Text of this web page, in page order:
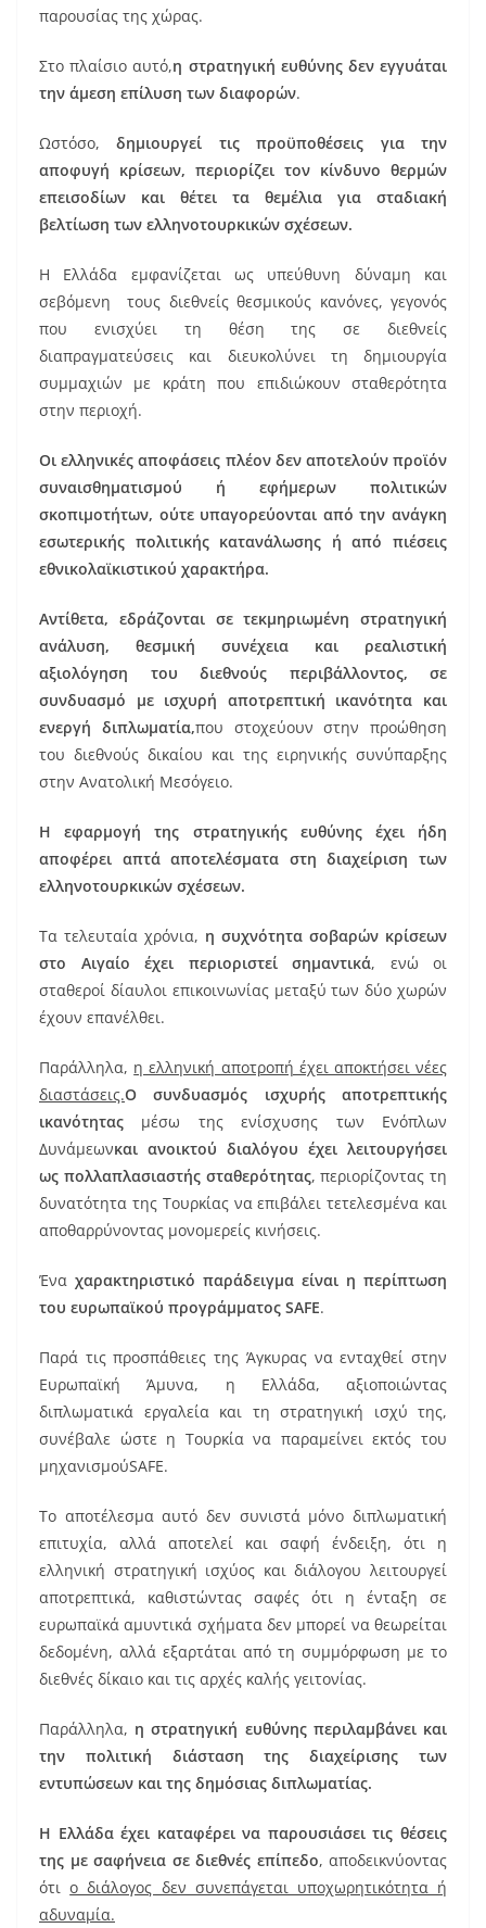
παρουσίας της χώρας.
Στο πλαίσιο αυτό,η στρατηγική ευθύνης δεν εγγυάται
την άμεση επίλυση των διαφορών.
Ωστόσο,δημιουργεί τις προϋποθέσεις για την
αποφυγή κρίσεων, περιορίζει τον κίνδυνο θερμών
επεισοδίων και θέτει τα θεμέλια για σταδιακή
βελτίωση των ελληνοτουρκικών σχέσεων.
Η Ελλάδα εμφανίζεται ως υπεύθυνη δύναμη και
σεβόμενη τους διεθνείς θεσμικούς κανόνες, γεγονός
που ενισχύει τη θέση της σε διεθνείς
διαπραγματεύσεις και διευκολύνει τη δημιουργία
συμμαχιών με κράτη που επιδιώκουν σταθερότητα
στην περιοχή.
Οι ελληνικές αποφάσεις πλέον δεν αποτελούν προϊόν
συναισθηματισμού ή εφήμερων πολιτικών
σκοπιμοτήτων, ούτε υπαγορεύονται από την ανάγκη
εσωτερικής πολιτικής κατανάλωσης ή από πιέσεις
εθνικολαϊκιστικού χαρακτήρα.
Αντίθετα, εδράζονται σε τεκμηριωμένη στρατηγική
ανάλυση, θεσμική συνέχεια και ρεαλιστική
αξιολόγηση του διεθνούς περιβάλλοντος, σε
συνδυασμό με ισχυρή αποτρεπτική ικανότητα και
ενεργή διπλωματία,που στοχεύουν στην προώθηση
του διεθνούς δικαίου και της ειρηνικής συνύπαρξης
στην Ανατολική Μεσόγειο.
Η εφαρμογή της στρατηγικής ευθύνης έχει ήδη
αποφέρει απτά αποτελέσματα στη διαχείριση των
ελληνοτουρκικών σχέσεων.
Τα τελευταία χρόνια, η συχνότητα σοβαρών κρίσεων
στο Αιγαίο έχει περιοριστεί σημαντικά, ενώ οι
σταθεροί δίαυλοι επικοινωνίας μεταξύ των δύο χωρών
έχουν επανέλθει.
Παράλληλα, η ελληνική αποτροπή έχει αποκτήσει νέες
διαστάσεις.Ο συνδυασμός ισχυρής αποτρεπτικής
ικανότητας μέσω της ενίσχυσης των Ενόπλων
Δυνάμεωνκαι ανοικτού διαλόγου έχει λειτουργήσει
ως πολλαπλασιαστής σταθερότητας, περιορίζοντας τη
δυνατότητα της Τουρκίας να επιβάλει τετελεσμένα και
αποθαρρύνοντας μονομερείς κινήσεις.
Ένα χαρακτηριστικό παράδειγμα είναι η περίπτωση
του ευρωπαϊκού προγράμματος SAFE.
Παρά τις προσπάθειες της Άγκυρας να ενταχθεί στην
Ευρωπαϊκή Άμυνα, η Ελλάδα, αξιοποιώντας
διπλωματικά εργαλεία και τη στρατηγική ισχύ της,
συνέβαλε ώστε η Τουρκία να παραμείνει εκτός του
μηχανισμούSAFE.
Το αποτέλεσμα αυτό δεν συνιστά μόνο διπλωματική
επιτυχία, αλλά αποτελεί και σαφή ένδειξη, ότι η
ελληνική στρατηγική ισχύος και διάλογου λειτουργεί
αποτρεπτικά, καθιστώντας σαφές ότι η ένταξη σε
ευρωπαϊκά αμυντικά σχήματα δεν μπορεί να θεωρείται
δεδομένη, αλλά εξαρτάται από τη συμμόρφωση με το
διεθνές δίκαιο και τις αρχές καλής γειτονίας.
Παράλληλα, η στρατηγική ευθύνης περιλαμβάνει και
την πολιτική διάσταση της διαχείρισης των
εντυπώσεων και της δημόσιας διπλωματίας.
Η Ελλάδα έχει καταφέρει να παρουσιάσει τις θέσεις
της με σαφήνεια σε διεθνές επίπεδο, αποδεικνύοντας
ότιο διάλογος δεν συνεπάγεται υποχωρητικότητα ή
αδυναμία.